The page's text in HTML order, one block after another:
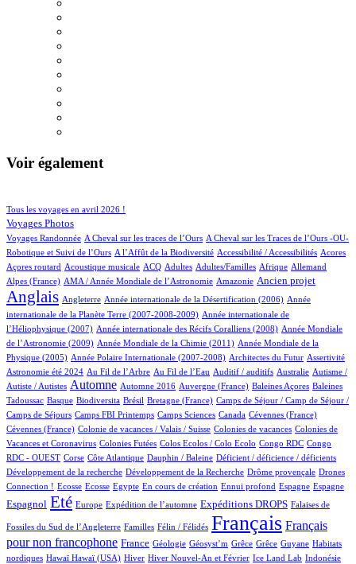
Voir également
Tous les voyages en avril 2026 !
224/1012
Voyages Photos
168/1012
Voyages Randonnée
4/1012 A Cheval sur les traces de l’Ours
5/1012
A Cheval sur les Traces de l’Ours -OU-
Robotique et Suivi de l’Ours
6/1012 A l’Affût de la Biodiversité
2/1012 Accessibilité / Accessibilités
6/1012 Acores
1/1012
Açores routard
2/1012 Acoustique musicale
100/1012 ACQ
33/1012 Adultes
16/1012 Adultes/Familles
3/1012 Afrique
77/1012 Allemand
22/1012
Alpes (France)
14/1012 AMA / Année Mondiale de l’Astronomie
11/1012 Amazonie
305/1012 Ancien projet
785/1012
Anglais
60/1012 Angleterre
6/1012 Année internationale de la Désertification (2006)
13/1012
Année
internationale de la Planète Terre (2007-2008-2009)
5/1012
Année internationale de
l’Héliophysique (2007)
1/1012 Année internationale des Récifs Coralliens (2008)
14/1012
Année Mondiale
de l’Astronomie (2009)
3/1012 Année Mondiale de la Chimie (2011)
18/1012
Année Mondiale de la
Physique (2005)
5/1012 Année Polaire Internationale (2007-2008)
6/1012 Architectes du Futur
2/1012 Assertivité
71/1012
Astronomie été 2024
26/1012 Au Fil de l’Arbre
16/1012 Au Fil de l’Eau
2/1012 Auditif / auditifs
1/1012 Australie
2/1012
Autisme /
Autiste / Autistes
477/1012 Automne
4/1012 Automne 2016
6/1012 Auvergne (France)
1/1012 Baleines Açores
2/1012
Baleines
Tadoussac
2/1012 Basque
95/1012 Biodiversita
2/1012 Brésil
14/1012 Bretagne (France)
116/1012
Camps de Séjour / Camp de Séjour /
Camps de Séjours
4/1012 Camps FBI Printemps
19/1012 Camps Sciences
4/1012 Canada
2/1012 Cévennes (France)
1/1012
Cévennes (France)
1/1012 Colonie de vacances / Valais / Suisse
4/1012 Colonies de vacances
3/1012
Colonies de
Vacances et Coronavirus
1/1012 Colonies Futées
1/1012 Colos Ecolos / Colo Ecolo
1/1012 Congo RDC
3/1012
Congo
RDC - OUEST
1/1012 Corse
17/1012 Côte Atlantique
1/1012 Dauphin / Baleine
2/1012 Déficient / déficience / déficients
1/1012
Développement de la recherche
1/1012 Développement de la Recherche
1/1012 Drôme provençale
21/1012
Drones
Connection !
1/1012 Ecosse
1/1012 Ecosse
1/1012 Egypte
20/1012 En cours de création
2/1012 Ennui profond
20/1012 Espagne
13/1012 Espagne
260/1012
Espagnol
769/1012Eté
14/1012 Europe
194/1012 Expédition de l’automne
281/1012 Expéditions DROPS
3/1012 Falaises de
Fossiles du Sud de l’Angleterre Familles Félin / Félidés Français Français
pour non francophone
309/1012 France
45/1012 Géologie
1/1012 Géosyst’m
1/1012 Grêce
1/1012 Grêce
1/1012 Guyane
3/1012
Habitats
nordiques
2/1012 Hawaï
2/1012 Hawaï (USA)
175/1012 Hiver
28/1012 Hiver Nouvel-An et Février
10/1012 Ice Land Lab
1/1012 Indonésie
2/1012